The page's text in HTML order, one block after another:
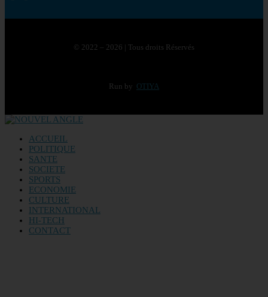
© 2022 – 2026 | Tous droits Réservés
Run by OTIYA
ACCUEIL
POLITIQUE
SANTE
SOCIETE
SPORTS
ECONOMIE
CULTURE
INTERNATIONAL
HI-TECH
CONTACT